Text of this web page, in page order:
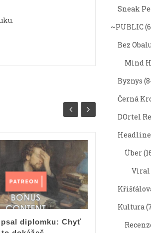
psal diplomku: Chyť
Jak jsem
Někdo
Sneak
~PUBLIC
Bez
Mind
Byznys
Černá
DOrtel
Über
Viral
Kultura